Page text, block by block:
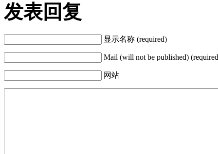
发表回复
显示名称 (required)
Mail (will not be published)
网站